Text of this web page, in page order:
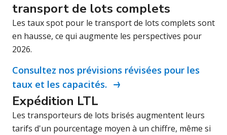
transport de lots complets
Les taux spot pour le transport de lots complets sont
en hausse, ce qui augmente les perspectives pour
2026.
Consultez nos prévisions révisées pour les
taux et les capacités.
Expédition LTL
Les transporteurs de lots brisés augmentent leurs
tarifs d'un pourcentage moyen à un chiffre, même si